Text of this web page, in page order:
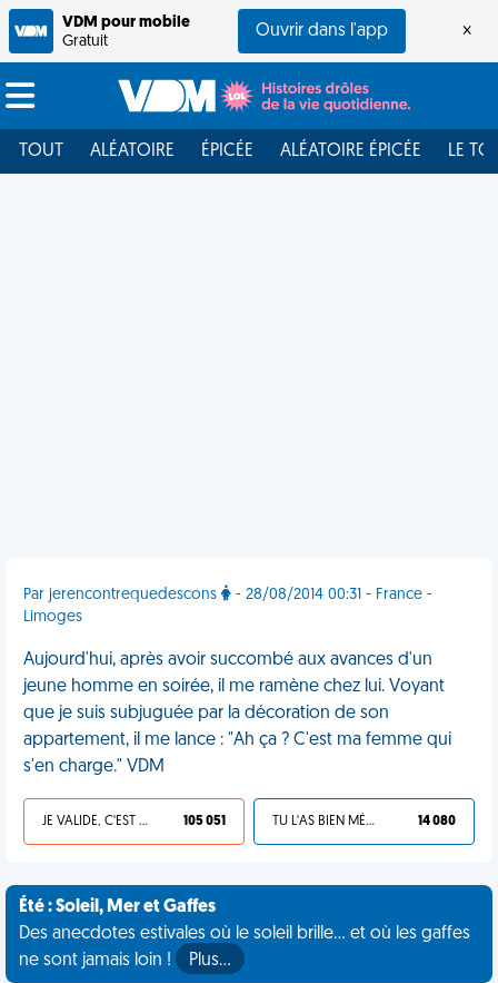
VDM pour mobile
Gratuit
Ouvrir dans l'app ×
TOUT ALÉATOIRE ÉPICÉE ALÉATOIRE ÉPICÉE LE
Par jerencontrequedescons
- 28/08/2014 00:31 - France -
Limoges
Aujourd'hui, après avoir succombé aux avances d'un
jeune homme en soirée, il me ramène chez lui. Voyant
que je suis subjuguée par la décoration de son
appartement, il me lance : "Ah ça ? C'est ma femme qui
s'en charge." VDM
JE VALIDE, C'EST UNE VDM 105 051 TU L'AS BIEN MÉRITÉ 14 080
Été : Soleil, Mer et Gaffes
Des anecdotes estivales où le soleil brille... et où les gaffes
ne sont jamais loin !
Plus…